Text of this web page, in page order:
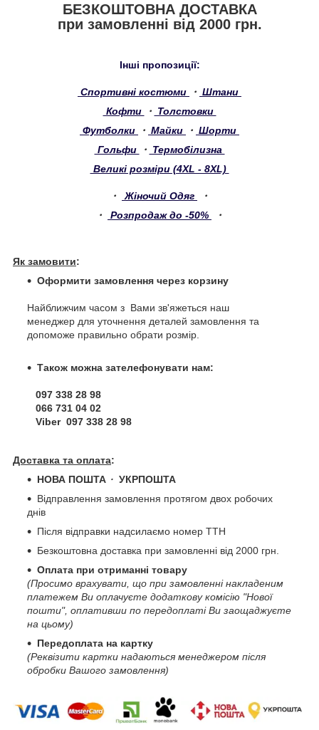
БЕЗКОШТОВНА ДОСТАВКА
при замовленні від 2000 грн.
Інші пропозиції:
Спортивні костюми ・ Штани
Кофти
・ Толстовки
Футболки
・ Майки ・ Шорти
Гольфи
・ Термобілизна
Великі розміри (4XL - 8XL)
・ Жіночий Одяг
・
・
Розпродаж до -50% ・
Як замовити:
Оформити замовлення через корзину
Найближчим часом з Вами зв'яжеться наш
менеджер для уточнення деталей замовлення та
допоможе правильно обрати розмір.
Також можна зателефонувати нам:
097 338 28 98
066 731 04 02
Viber 097 338 28 98
Доставка та оплата:
НОВА ПОШТА ・ УКРПОШТА
Відправлення замовлення протягом двох робочих
днів
Після відправки надсилаємо номер ТТН
Безкоштовна доставка при замовленні від 2000 грн.
Оплата при отриманні товару
(Просимо врахувати, що при замовленні накладеним
платежем Ви оплачуєте додаткову комісію "Нової
пошти", оплативши по передоплаті Ви заощаджуєте
на цьому)
Передоплата на картку
(Реквізити картки надаються менеджером після
обробки Вашого замовлення)